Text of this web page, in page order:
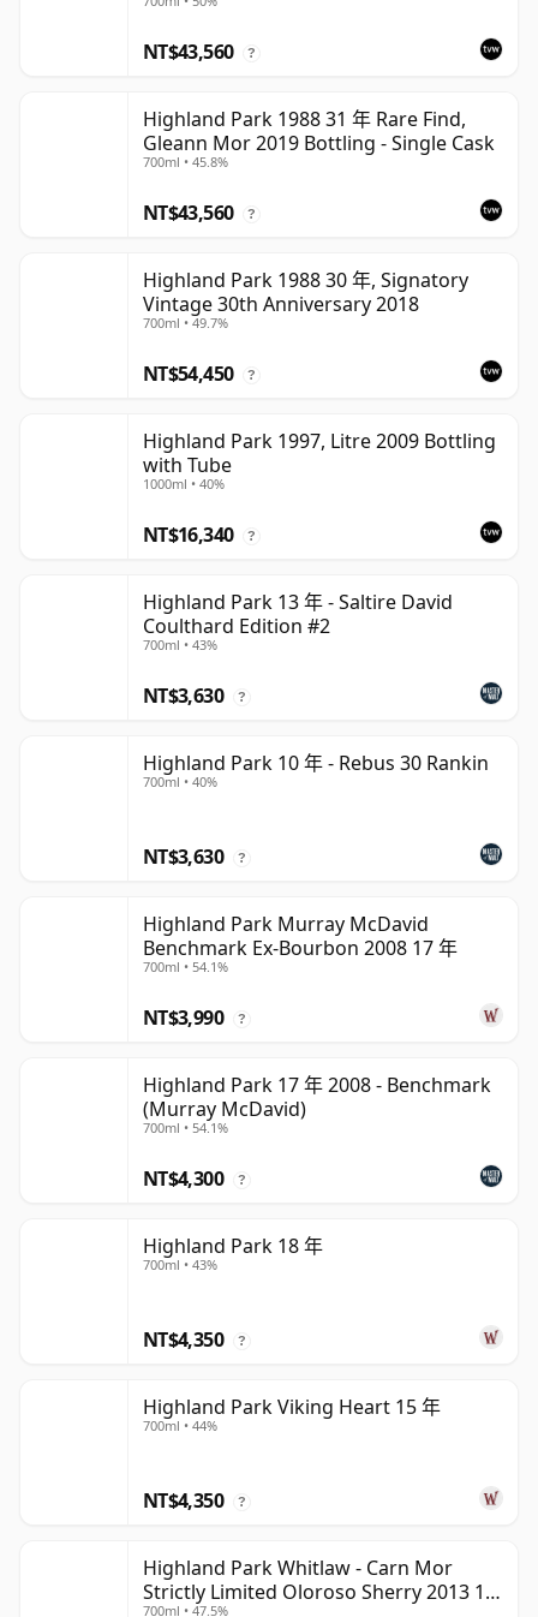
NT$43,560 ?
Highland Park 1988 31 年 Rare Find,
Gleann Mor 2019 Bottling - Single Cask
700ml • 45.8%
NT$43,560 ?
Highland Park 1988 30 年, Signatory
Vintage 30th Anniversary 2018
700ml • 49.7%
NT$54,450 ?
Highland Park 1997, Litre 2009 Bottling
with Tube
1000ml • 40%
NT$16,340 ?
Highland Park 13 年 - Saltire David
Coulthard Edition #2
700ml • 43%
NT$3,630 ?
Highland Park 10 年 - Rebus 30 Rankin
700ml • 40%
NT$3,630 ?
Highland Park Murray McDavid
Benchmark Ex-Bourbon 2008 17 年
700ml • 54.1%
NT$3,990 ?
Highland Park 17 年 2008 - Benchmark
(Murray McDavid)
700ml • 54.1%
NT$4,300 ?
Highland Park 18 年
700ml • 43%
NT$4,350 ?
Highland Park Viking Heart 15 年
700ml • 44%
NT$4,350 ?
Highland Park Whitlaw - Carn Mor
Strictly Limited Oloroso Sherry 2013 10
700ml • 47.5%